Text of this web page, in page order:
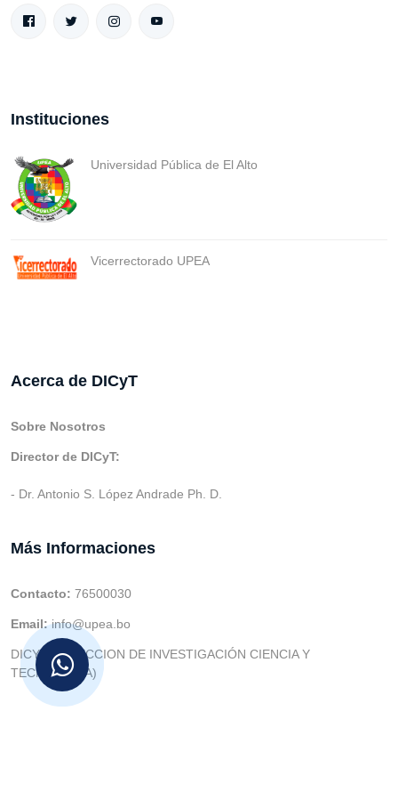
Instituciones
Universidad Pública de El Alto
Vicerrectorado UPEA
Acerca de DICyT
Sobre Nosotros
Director de DICyT:
- Dr. Antonio S. López Andrade Ph. D.
Más Informaciones
Contacto: 76500030
Email:info@upea.bo
DICYT (DIRECCION DE INVESTIGACIÓN CIENCIA Y
TECNOLOGIA)